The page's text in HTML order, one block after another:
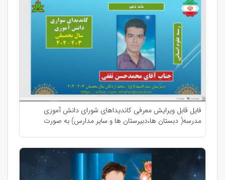
فایل قابل ویرایش معرفی کاندیداهای شورای دانش آموزی
مدرسه( دبستان ها،دبیرستان ها و سایر مدارس) به صورت